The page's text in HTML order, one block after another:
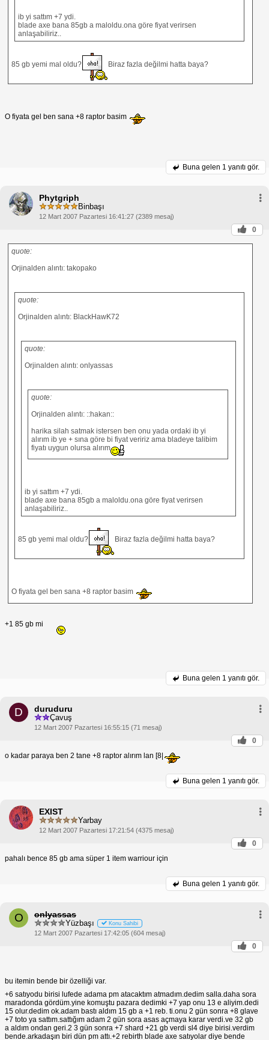
ib yi sattım +7 ydi.
blade axe bana 85gb a maloldu.ona göre fiyat verirsen
anlaşabiliriz..
85 gb yemi mal oldu? Biraz fazla değilmi hatta baya?
O fiyata gel ben sana +8 raptor basim
Buna gelen 1 yanıtı gör.
Phytgriph
Binbaşı
12 Mart 2007 Pazartesi 16:41:27 (2389 mesaj)
0
quote:
Orjinalden alıntı: takopako
quote:
Orjinalden alıntı: BlackHawK72
quote:
Orjinalden alıntı: onlyassas
quote:
Orjinalden alıntı: ::hakan::
harika silah satmak istersen ben onu yada ordaki ib yi
alırım ib ye + sına göre bi fiyat veririz ama bladeye talibim
fiyatı uygun olursa alırım
ib yi sattım +7 ydi.
blade axe bana 85gb a maloldu.ona göre fiyat verirsen
anlaşabiliriz..
85 gb yemi mal oldu? Biraz fazla değilmi hatta baya?
O fiyata gel ben sana +8 raptor basim
+1 85 gb mi
Buna gelen 1 yanıtı gör.
D duruduru
Çavuş
12 Mart 2007 Pazartesi 16:55:15 (71 mesaj)
0
o kadar paraya ben 2 tane +8 raptor alırım lan [8|
Buna gelen 1 yanıtı gör.
EXIST
Yarbay
12 Mart 2007 Pazartesi 17:21:54 (4375 mesaj)
0
pahalı bence 85 gb ama süper 1 item warriour için
Buna gelen 1 yanıtı gör.
O onlyassas
Yüzbaşı Konu Sahibi
12 Mart 2007 Pazartesi 17:42:05 (604 mesaj)
0
bu itemin bende bir özelliği var.
+6 satıyodu birisi lufede adama pm atacaktım atmadım.dedim salla.daha sora
maradonda gördüm.yine komuştu pazara dedimki +7 yap onu 13 e aliyim.dedi
15 olur.dedim ok.adam bastı aldım 15 gb a +1 reb. ti.onu 2 gün sonra +8 glave
+7 toto ya sattım.sattığım adam 2 gün sora asas açmaya karar verdi.ve 32 gb
a aldım ondan geri.2 3 gün sonra +7 shard +21 gb verdi sl4 diye birisi.verdim
bende.arkadaşın biri dün pm attı.+2 rebirth blade axe satıyolar diye bende